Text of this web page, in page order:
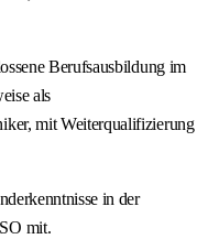
Berufsausbildung im
als
mit Weiterqualifizierung
in der
mit.